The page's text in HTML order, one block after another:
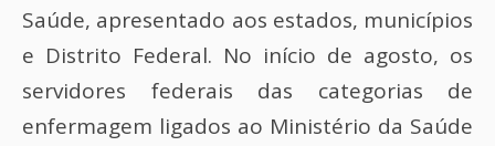
Saúde, apresentado aos estados, municípios
e Distrito Federal. No início de agosto, os
servidores federais das categorias de
enfermagem ligados ao Ministério da Saúde